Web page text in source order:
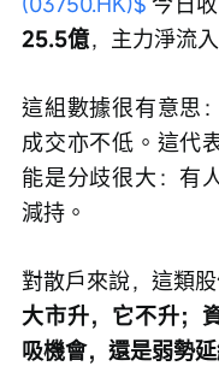
25.5億，主力淨流
這組數據很有意思
成交亦不低。這代
能是分歧很大：有
減持。
對散戶來說，這類股
大市升，它不升；
吸機會，還是弱勢延